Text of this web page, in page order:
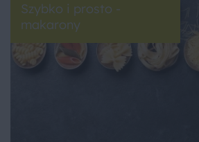
Szybko i prosto -
makarony